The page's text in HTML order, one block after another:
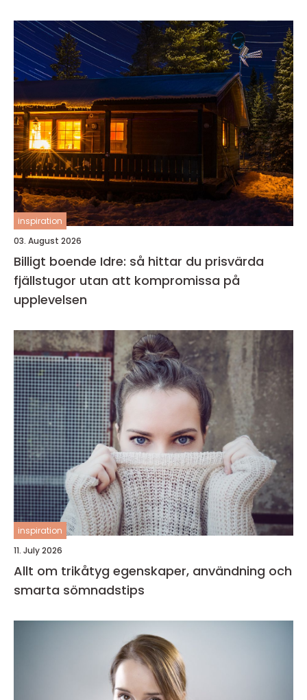
inspiration
03. August 2026
Billigt boende Idre: så hittar du prisvärda
fjällstugor utan att kompromissa på
upplevelsen
inspiration
11. July 2026
Allt om trikåtyg egenskaper, användning och
smarta sömnadstips